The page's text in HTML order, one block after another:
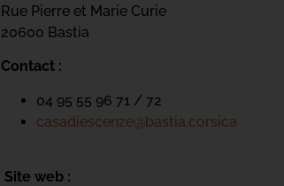
Rue Pierre et Marie Curie
20600 Bastia
Contact :
04 95 55 96 71 / 72
casadiescenze@bastia.corsica
Site web :